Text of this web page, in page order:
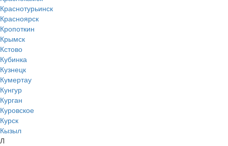
Краснотурьинск
Красноярск
Кропоткин
Крымск
Кстово
Кубинка
Кузнецк
Кумертау
Кунгур
Курган
Куровское
Курск
Кызыл
Л